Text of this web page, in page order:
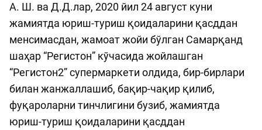
А. Ш. ва Д.Д.лар, 2020 йил 24 август куни
жамиятда юриш-туриш қоидаларини қасддан
менсимасдан, жамоат жойи бўлган Самарқанд
шаҳар “Регистон” кўчасида жойлашган
“Регистон2” супермаркети олдида, бир-бирлари
билан жанжаллашиб, бақир-чақир қилиб,
фуқароларни тинчлигини бузиб, жамиятда
юриш-туриш қоидаларини қасддан